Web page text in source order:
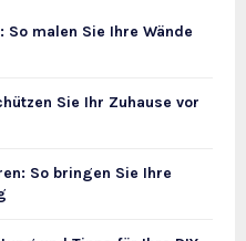
malen Sie Ihre Wände
Sie Ihr Zuhause vor
So bringen Sie Ihre